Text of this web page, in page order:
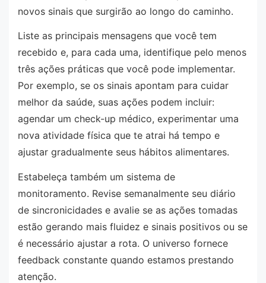
novos sinais que surgirão ao longo do caminho.
Liste as principais mensagens que você tem
recebido e, para cada uma, identifique pelo menos
três ações práticas que você pode implementar.
Por exemplo, se os sinais apontam para cuidar
melhor da saúde, suas ações podem incluir:
agendar um check-up médico, experimentar uma
nova atividade física que te atrai há tempo e
ajustar gradualmente seus hábitos alimentares.
Estabeleça também um sistema de
monitoramento. Revise semanalmente seu diário
de sincronicidades e avalie se as ações tomadas
estão gerando mais fluidez e sinais positivos ou se
é necessário ajustar a rota. O universo fornece
feedback constante quando estamos prestando
atenção.